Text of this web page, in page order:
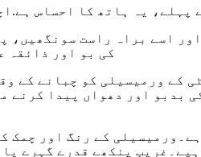
پہلے، یہ ہاتھ کا احساس
اسے براہ راست
کی بو اور ذائقہ
کے ورمیسیلی کو چبانے کے
بدبو اور دھواں پیدا
کے رنگ اور چمک
پنکھے قدرے گہرے